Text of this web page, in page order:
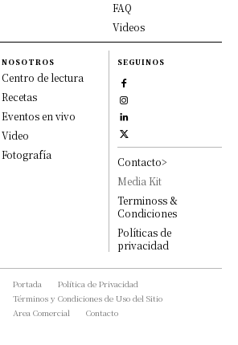
FAQ
Videos
NOSOTROS
Centro de lectura
Recetas
Eventos en vivo
Video
Fotografía
SEGUINOS
Contacto>
Media Kit
Terminoss &
Condiciones
Políticas de
privacidad
Portada
Política de Privacidad
Términos y Condiciones de Uso del Sitio
Area Comercial
Contacto